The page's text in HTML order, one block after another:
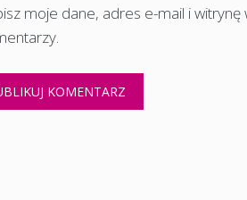
moje dane, adres e-mail i